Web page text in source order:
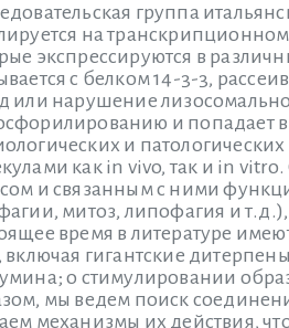
группа
на
экспрессируются в
с белком 14-3-3,
или нарушение
и попадает
и
как in vivo, так и in
и связанным с ними
митоз, липофагия и
время в литературе
включая гигантские
о стимулировании
мы ведем поиск
механизмы их действия,